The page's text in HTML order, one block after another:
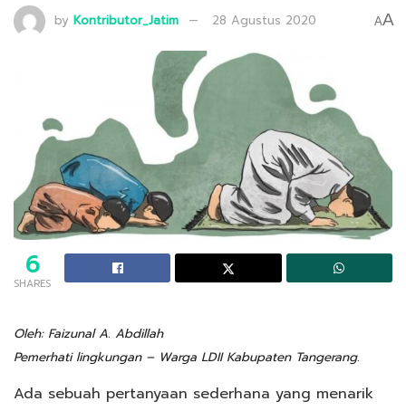
by Kontributor_Jatim 28 Agustus 2020 AA
6
SHARES
Oleh: Faizunal A. Abdillah
Pemerhati lingkungan – Warga LDII Kabupaten Tangerang.
Ada sebuah pertanyaan sederhana yang menarik